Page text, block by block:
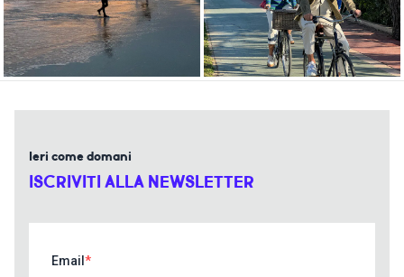
Ieri come domani
ISCRIVITI ALLA NEWSLETTER
Email